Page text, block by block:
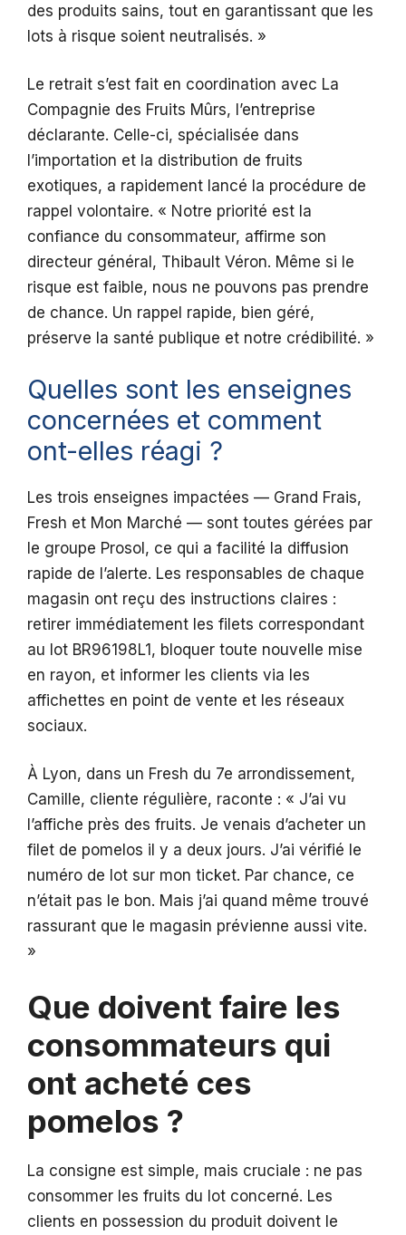
des produits sains, tout en garantissant que les
lots à risque soient neutralisés. »
Le retrait s’est fait en coordination avec La
Compagnie des Fruits Mûrs, l’entreprise
déclarante. Celle-ci, spécialisée dans
l’importation et la distribution de fruits
exotiques, a rapidement lancé la procédure de
rappel volontaire. « Notre priorité est la
confiance du consommateur, affirme son
directeur général, Thibault Véron. Même si le
risque est faible, nous ne pouvons pas prendre
de chance. Un rappel rapide, bien géré,
préserve la santé publique et notre crédibilité. »
Quelles sont les enseignes
concernées et comment
ont-elles réagi ?
Les trois enseignes impactées — Grand Frais,
Fresh et Mon Marché — sont toutes gérées par
le groupe Prosol, ce qui a facilité la diffusion
rapide de l’alerte. Les responsables de chaque
magasin ont reçu des instructions claires :
retirer immédiatement les filets correspondant
au lot BR96198L1, bloquer toute nouvelle mise
en rayon, et informer les clients via les
affichettes en point de vente et les réseaux
sociaux.
À Lyon, dans un Fresh du 7e arrondissement,
Camille, cliente régulière, raconte : « J’ai vu
l’affiche près des fruits. Je venais d’acheter un
filet de pomelos il y a deux jours. J’ai vérifié le
numéro de lot sur mon ticket. Par chance, ce
n’était pas le bon. Mais j’ai quand même trouvé
rassurant que le magasin prévienne aussi vite.
»
Que doivent faire les
consommateurs qui
ont acheté ces
pomelos ?
La consigne est simple, mais cruciale : ne pas
consommer les fruits du lot concerné. Les
clients en possession du produit doivent le